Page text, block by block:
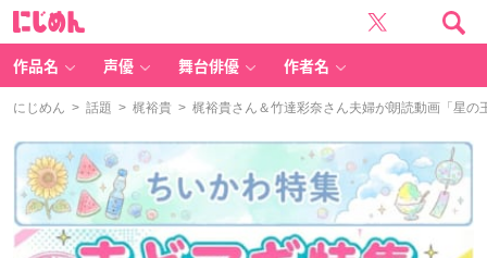
作品名 声優 舞台俳優 作者名
にじめん > 話題 > 梶裕貴 > 梶裕貴さん＆竹達彩奈さん夫婦が朗読動画「星